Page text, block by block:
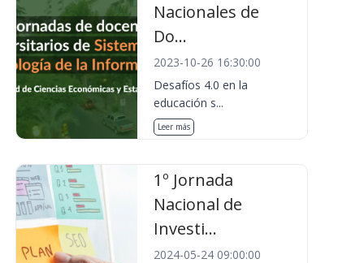
Nacionales de
Do...
2023-10-26 16:30:00
Desafíos 4.0 en la
educación s...
Leer más
1º Jornada
Nacional de
Investi...
2024-05-24 09:00:00